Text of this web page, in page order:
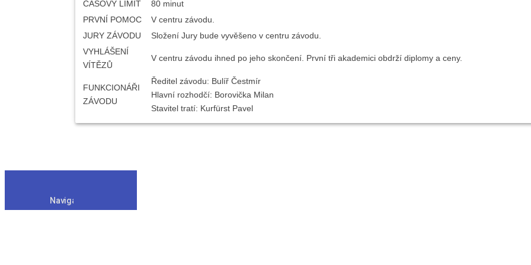
ČASOVÝ LIMIT
80 minut
PRVNÍ POMOC
V centru závodu.
JURY ZÁVODU
Složení Jury bude vyvěšeno v centru závodu.
VYHLÁŠENÍ
VÍTĚZŮ
V centru závodu ihned po jeho skončení. První tři akademici obdrží diplomy a ceny.
FUNKCIONÁŘI
ZÁVODU
Ředitel závodu: Bulíř Čestmír
Hlavní rozhodčí: Borovička Milan
Stavitel tratí: Kurfürst Pavel
Navigation